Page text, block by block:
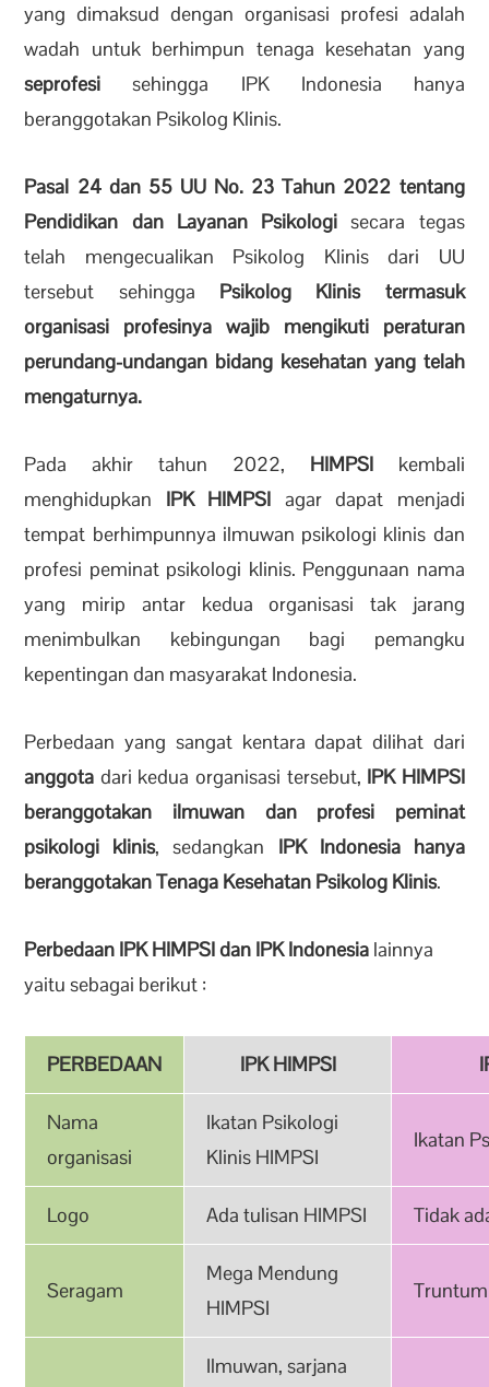
yang dimaksud dengan organisasi profesi adalah
wadah untuk berhimpun tenaga kesehatan yang
seprofesi sehingga IPK Indonesia hanya
beranggotakan Psikolog Klinis.
Pasal 24 dan 55 UU No. 23 Tahun 2022 tentang
Pendidikan dan Layanan Psikologi secara tegas
telah mengecualikan Psikolog Klinis dari UU
tersebut sehingga Psikolog Klinis termasuk
organisasi profesinya wajib mengikuti peraturan
perundang-undangan bidang kesehatan yang telah
mengaturnya.
Pada akhir tahun 2022, HIMPSI kembali
menghidupkan IPK HIMPSI agar dapat menjadi
tempat berhimpunnya ilmuwan psikologi klinis dan
profesi peminat psikologi klinis. Penggunaan nama
yang mirip antar kedua organisasi tak jarang
menimbulkan kebingungan bagi pemangku
kepentingan dan masyarakat Indonesia.
Perbedaan yang sangat kentara dapat dilihat dari
anggota dari kedua organisasi tersebut, IPK HIMPSI
beranggotakan ilmuwan dan profesi peminat
psikologi klinis, sedangkan IPK Indonesia hanya
beranggotakan Tenaga Kesehatan Psikolog Klinis.
Perbedaan IPK HIMPSI dan IPK Indonesia lainnya
yaitu sebagai berikut :
PERBEDAAN IPK HIMPSI
Nama
organisasi
Ikatan Psikologi
Klinis HIMPSI
Ikatan
Logo Ada tulisan HIMPSI Tidak
Seragam
Mega Mendung
HIMPSI
Ilmuwan, sarjana